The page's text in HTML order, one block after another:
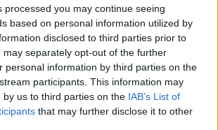
processed you may continue seeing
based on personal information utilized by
disclosed to third parties prior to
may separately opt-out of the further
personal information by third parties on the
participants. This information may
by us to third parties on the IAB’s List of
that may further disclose it to other